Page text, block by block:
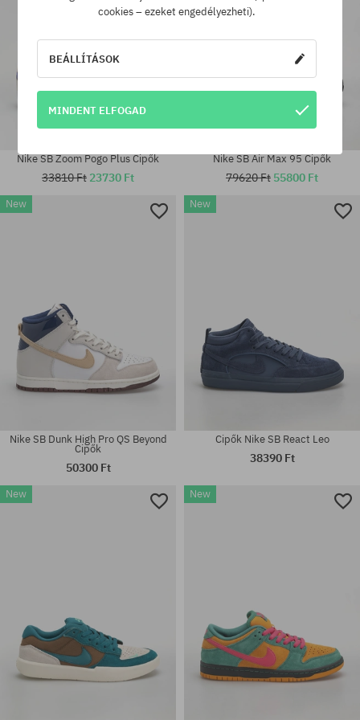
Elérhető méretek:
Nike SB Zoom Pogo Plus Cipők
33810 Ft 23730 Ft
Nike SB Air Max 95 Cipők
79620 Ft 55800 Ft
New
Nike SB Dunk High Pro QS Beyond
Cipők
50300 Ft
New
Cipők Nike SB React Leo
38390 Ft
New New
cookies – ezeket engedélyezheti).
BEÁLLÍTÁSOK
MINDENT ELFOGAD